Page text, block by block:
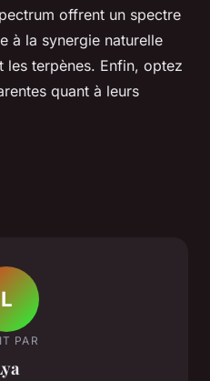
offrent un spectre
à la synergie naturelle
les terpènes. Enfin, optez
quant à leurs
L
PAR